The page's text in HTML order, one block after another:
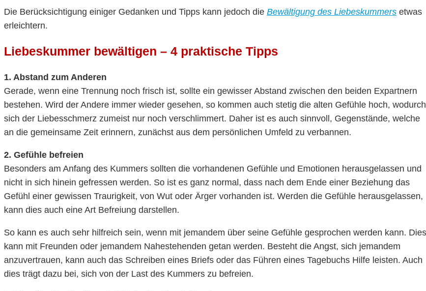
Die Berücksichtigung einiger Gedanken und Tipps kann jedoch die Bewältigung des Liebeskummers etwas
erleichtern.
Liebeskummer bewältigen – 4 praktische Tipps
1. Abstand zum Anderen
Gerade, wenn eine Trennung noch frisch ist, sollte ein gewisser Abstand zwischen den beiden Expartnern
bestehen. Wird der Andere immer wieder gesehen, so kommen auch stetig die alten Gefühle hoch, wodurch
sich der Liebesschmerz zumeist nur noch verschlimmert. Daher ist es auch sinnvoll, Gegenstände, welche
an die gemeinsame Zeit erinnern, zunächst aus dem persönlichen Umfeld zu verbannen.
2. Gefühle befreien
Besonders am Anfang des Kummers sollten die vorhandenen Gefühle und Emotionen herausgelassen und
nicht in sich hinein gefressen werden. So ist es ganz normal, dass nach dem Ende einer Beziehung das
Gefühl einer gewissen Traurigkeit, von Wut oder Ärger vorhanden ist. Werden die Gefühle herausgelassen,
kann dies auch eine Art Befreiung darstellen.
So kann es auch sehr hilfreich sein, wenn mit jemandem über seine Gefühle gesprochen werden kann. Dies
kann mit Freunden oder jemandem Nahestehenden getan werden. Besteht die Angst, sich jemandem
anzuvertrauen, kann auch das Schreiben eines Briefs oder das Führen eines Tagebuchs Hilfe leisten. Auch
dies trägt dazu bei, sich von der Last des Kummers zu befreien.